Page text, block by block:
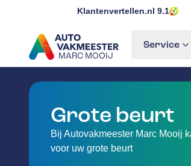
Klantenvertellen.nl 9.1
MARC MOOIJ
GA NAAR DE HOMEPAGINA
Service
Grote beurt
Bij Autovakmeester Marc Mooij
voor uw grote beurt